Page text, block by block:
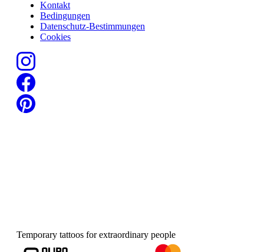
Kontakt
Bedingungen
Datenschutz-Bestimmungen
Cookies
Temporary tattoos for extraordinary people